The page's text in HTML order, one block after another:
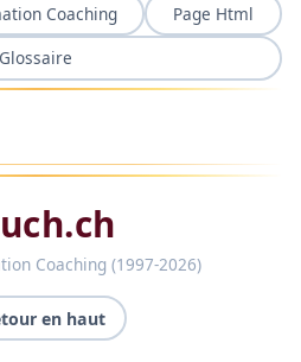
Coaching
Page Html
Glossaire
Coaching (1997-2026)
en haut